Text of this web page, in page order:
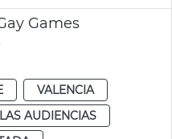
Games
VALENCIA
AUDIENCIAS